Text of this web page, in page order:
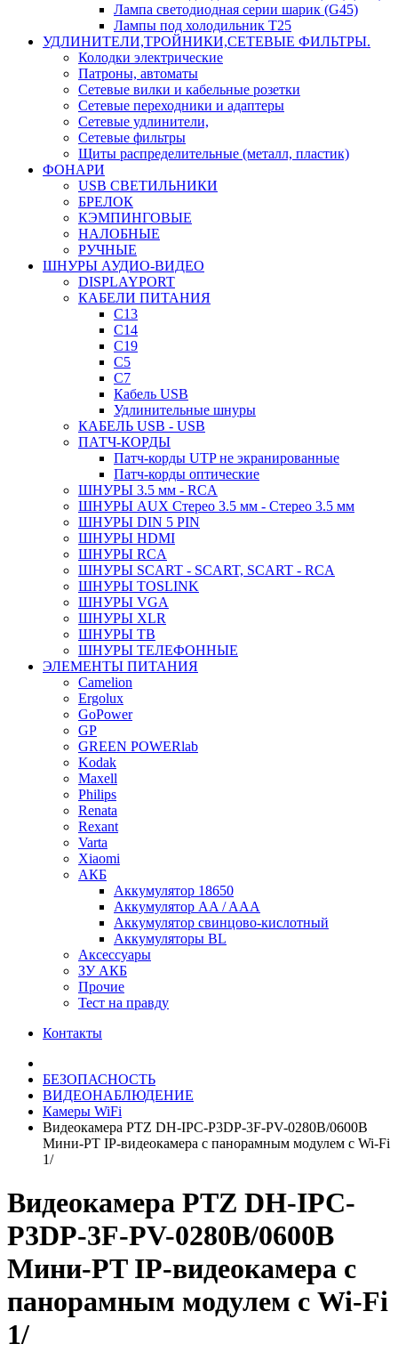
Лампа светодиодная серии шарик (G45)
Лампы под холодильник T25
УДЛИНИТЕЛИ,ТРОЙНИКИ,СЕТЕВЫЕ ФИЛЬТРЫ.
Колодки электрические
Патроны, автоматы
Сетевые вилки и кабельные розетки
Сетевые переходники и адаптеры
Сетевые удлинители,
Сетевые фильтры
Щиты распределительные (металл, пластик)
ФОНАРИ
USB СВЕТИЛЬНИКИ
БРЕЛОК
КЭМПИНГОВЫЕ
НАЛОБНЫЕ
РУЧНЫЕ
ШНУРЫ АУДИО-ВИДЕО
DISPLAYPORT
КАБЕЛИ ПИТАНИЯ
C13
C14
C19
C5
C7
Кабель USB
Удлинительные шнуры
КАБЕЛЬ USB - USB
ПАТЧ-КОРДЫ
Патч-корды UTP не экранированные
Патч-корды оптические
ШНУРЫ 3.5 мм - RCA
ШНУРЫ AUX Стерео 3.5 мм - Стерео 3.5 мм
ШНУРЫ DIN 5 PIN
ШНУРЫ HDMI
ШНУРЫ RCA
ШНУРЫ SCART - SCART, SCART - RCA
ШНУРЫ TOSLINK
ШНУРЫ VGA
ШНУРЫ XLR
ШНУРЫ ТВ
ШНУРЫ ТЕЛЕФОННЫЕ
ЭЛЕМЕНТЫ ПИТАНИЯ
Camelion
Ergolux
GoPower
GP
GREEN POWERlab
Kodak
Maxell
Philips
Renata
Rexant
Varta
Xiaomi
АКБ
Аккумулятор 18650
Аккумулятор AA / AAA
Аккумулятор свинцово-кислотный
Аккумуляторы BL
Аксессуары
ЗУ АКБ
Прочие
Тест на правду
Контакты
БЕЗОПАСНОСТЬ
ВИДЕОНАБЛЮДЕНИЕ
Камеры WiFi
Видеокамера PTZ DH-IPC-P3DP-3F-PV-0280B/0600B
Мини-PT IP-видеокамера с панорамным модулем с Wi-Fi
1/
Видеокамера PTZ DH-IPC-
P3DP-3F-PV-0280B/0600B
Мини-PT IP-видеокамера с
панорамным модулем с Wi-Fi
1/